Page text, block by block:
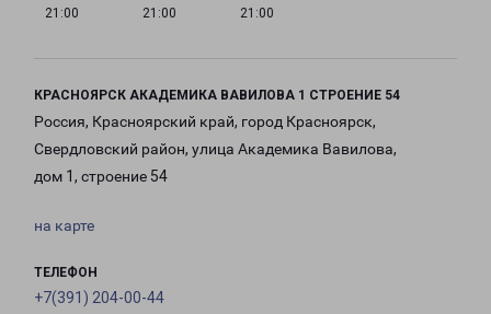
21:00
21:00
21:00
КРАСНОЯРСК АКАДЕМИКА ВАВИЛОВА 1 СТРОЕНИЕ 54
Россия, Красноярский край, город Красноярск,
Свердловский район, улица Академика Вавилова,
дом 1, строение 54
на карте
ТЕЛЕФОН
+7(391) 204-00-44